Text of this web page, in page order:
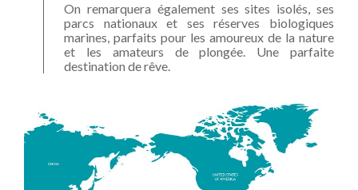
On remarquera également ses sites isolés, ses
parcs nationaux et ses réserves biologiques
marines, parfaits pour les amoureux de la nature
et les amateurs de plongée. Une parfaite
destination de rêve.